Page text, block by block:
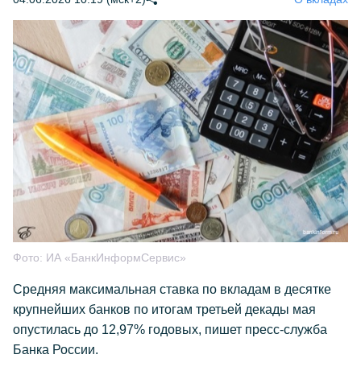
Фото: ИА «БанкИнформСервис»
Средняя максимальная ставка по вкладам в десятке
крупнейших банков по итогам третьей декады мая
опустилась до 12,97% годовых, пишет пресс-служба
Банка России.